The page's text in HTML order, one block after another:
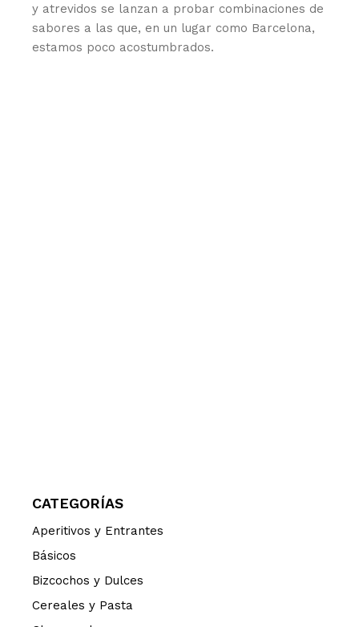
y atrevidos se lanzan a probar combinaciones de
sabores a las que, en un lugar como Barcelona,
estamos poco acostumbrados.
CATEGORÍAS
Aperitivos y Entrantes
Básicos
Bizcochos y Dulces
Cereales y Pasta